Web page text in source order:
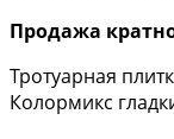
Продажа
Тротуарная
Колормикс